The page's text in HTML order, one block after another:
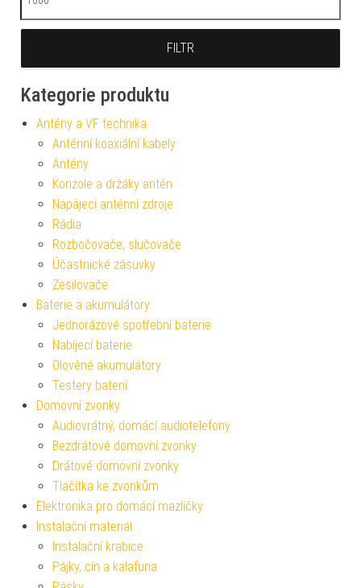
FILTR
Kategorie produktu
Antény a VF technika
Anténní koaxiální kabely
Antény
Konzole a držáky antén
Napájecí anténní zdroje
Rádia
Rozbočovače, slučovače
Účastnické zásuvky
Zesilovače
Baterie a akumulátory
Jednorázové spotřební baterie
Nabíjecí baterie
Olověné akumulátory
Testery baterií
Domovní zvonky
Audiovrátný, domácí audiotelefony
Bezdrátové domovní zvonky
Drátové domovní zvonky
Tlačítka ke zvonkům
Elektronika pro domácí mazlíčky
Instalační materiál
Instalační krabice
Pájky, cín a kalafuna